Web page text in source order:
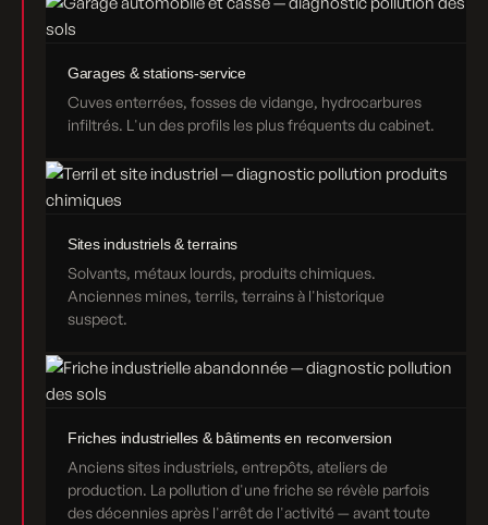
Garages & stations-service
Cuves enterrées, fosses de vidange, hydrocarbures
infiltrés. L'un des profils les plus fréquents du cabinet.
Sites industriels & terrains
Solvants, métaux lourds, produits chimiques.
Anciennes mines, terrils, terrains à l'historique
suspect.
Friches industrielles & bâtiments en reconversion
Anciens sites industriels, entrepôts, ateliers de
production. La pollution d'une friche se révèle parfois
des décennies après l'arrêt de l'activité — avant toute